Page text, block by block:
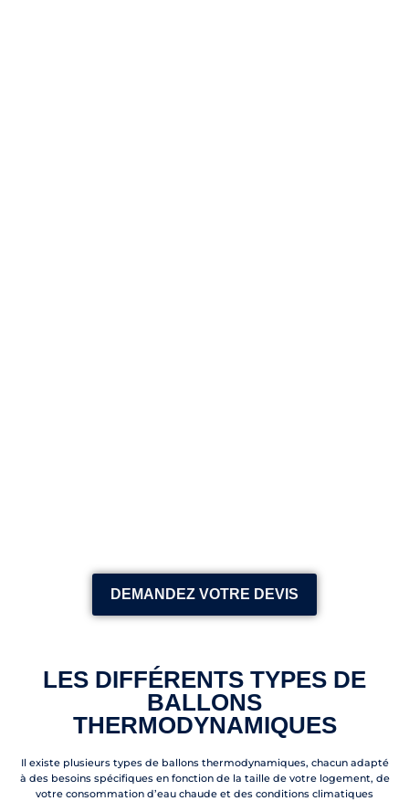
DEMANDEZ VOTRE DEVIS
LES DIFFÉRENTS TYPES DE
BALLONS
THERMODYNAMIQUES
Il existe plusieurs types de ballons thermodynamiques, chacun adapté
à des besoins spécifiques en fonction de la taille de votre logement, de
votre consommation d’eau chaude et des conditions climatiques